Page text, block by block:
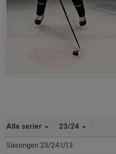
Alla serier 23/24
Säsongen 23/24 U13